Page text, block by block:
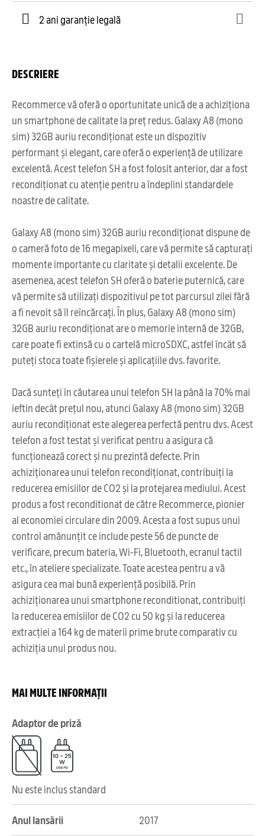
2 ani garanție legală
DESCRIERE
Recommerce vă oferă o oportunitate unică de a achiziționa
un smartphone de calitate la preț redus. Galaxy A8 (mono
sim) 32GB auriu recondiționat este un dispozitiv
performant și elegant, care oferă o experiență de utilizare
excelentă. Acest telefon SH a fost folosit anterior, dar a fost
recondiționat cu atenție pentru a îndeplini standardele
noastre de calitate.
Galaxy A8 (mono sim) 32GB auriu recondiționat dispune de
o cameră foto de 16 megapixeli, care vă permite să capturați
momente importante cu claritate și detalii excelente. De
asemenea, acest telefon SH oferă o baterie puternică, care
vă permite să utilizați dispozitivul pe tot parcursul zilei fără
a fi nevoit să îl reîncărcați. În plus, Galaxy A8 (mono sim)
32GB auriu recondiționat are o memorie internă de 32GB,
care poate fi extinsă cu o cartelă microSDXC, astfel încât să
puteți stoca toate fișierele și aplicațiile dvs. favorite.
Dacă sunteți în căutarea unui telefon SH la până la 70% mai
ieftin decât prețul nou, atunci Galaxy A8 (mono sim) 32GB
auriu recondiționat este alegerea perfectă pentru dvs. Acest
telefon a fost testat și verificat pentru a asigura că
funcționează corect și nu prezintă defecte. Prin
achiziționarea unui telefon recondiționat, contribuiți la
reducerea emisiilor de CO2 și la protejarea mediului. Acest
produs a fost reconditionat de către Recommerce, pionier
al economiei circulare din 2009. Acesta a fost supus unui
control amănunțit ce include peste 56 de puncte de
verificare, precum bateria, Wi-Fi, Bluetooth, ecranul tactil
etc., în ateliere specializate. Toate acestea pentru a vă
asigura cea mai bună experiență posibilă. Prin
achiziționarea unui smartphone reconditionat, contribuiți
la reducerea emisiilor de CO2 cu 50 kg și la reducerea
extracției a 164 kg de materii prime brute comparativ cu
achiziția unui produs nou.
MAI MULTE INFORMAȚII
Adaptor de priză
Nu este inclus standard
Anul lansării 2017